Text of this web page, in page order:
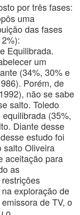
por três fases:
uma
das fases
Equilibrada.
um
(34%, 30% e
Porém, de
não se sabe
salto. Toledo
(35%,
Diante desse
estudo foi
salto Oliveira
aceitação para
as
exploração de
de TV, o